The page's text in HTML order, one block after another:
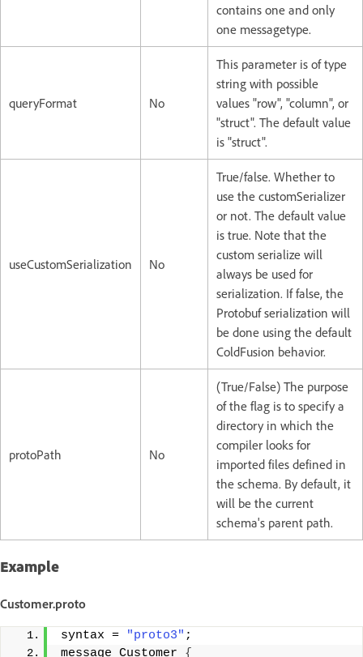
contains one and only
one messagetype.
queryFormat No
This parameter is of type
string with possible
values "row", "column", or
"struct". The default value
is "struct".
useCustomSerialization No
True/false. Whether to
use the customSerializer
or not. The default value
is true. Note that the
custom serialize will
always be used for
serialization. If false, the
Protobuf serialization will
be done using the default
ColdFusion behavior.
protoPath No
(True/False) The purpose
of the flag is to specify a
directory in which the
compiler looks for
imported files defined in
the schema. By default, it
will be the current
schema's parent path.
Example
Customer.proto
syntax = "proto3" ;
message Customer {